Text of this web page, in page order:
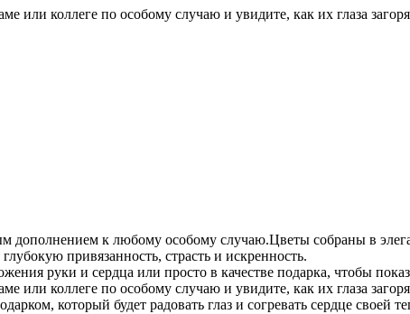
или коллеге по особому случаю и увидите, как их глаза
дополнением к любому особому случаю.Цветы собраны в
привязанность, страсть и искренность.
руки и сердца или просто в качестве подарка, чтобы
или коллеге по особому случаю и увидите, как их глаза
который будет радовать глаз и согревать сердце своей